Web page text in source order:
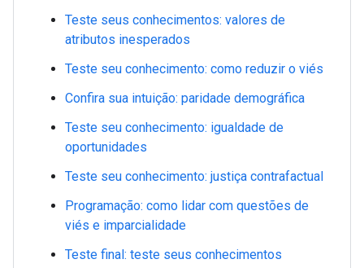
Teste seus conhecimentos: valores de
atributos inesperados
Teste seu conhecimento: como reduzir o viés
Confira sua intuição: paridade demográfica
Teste seu conhecimento: igualdade de
oportunidades
Teste seu conhecimento: justiça contrafactual
Programação: como lidar com questões de
viés e imparcialidade
Teste final: teste seus conhecimentos